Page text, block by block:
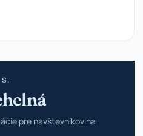
pre návštevníkov na